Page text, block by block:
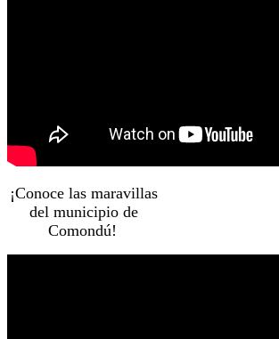
¡Conoce las maravillas
del municipio de
Comondú!